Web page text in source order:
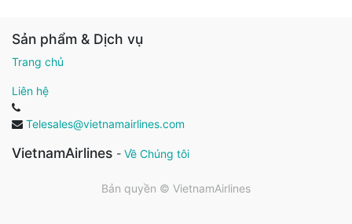
Sản phẩm & Dịch vụ
Trang chủ
Liên hệ
Telesales@vietnamairlines.com
VietnamAirlines - Về Chúng tôi
Bản quyền © VietnamAirlines